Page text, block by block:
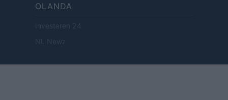
OLANDA
Investeren 24
NL Newz